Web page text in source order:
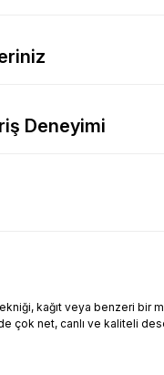
Deneyimi
kağıt veya benzeri bir
çok net, canlı ve kaliteli